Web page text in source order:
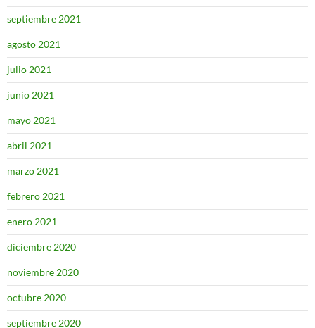
septiembre 2021
agosto 2021
julio 2021
junio 2021
mayo 2021
abril 2021
marzo 2021
febrero 2021
enero 2021
diciembre 2020
noviembre 2020
octubre 2020
septiembre 2020